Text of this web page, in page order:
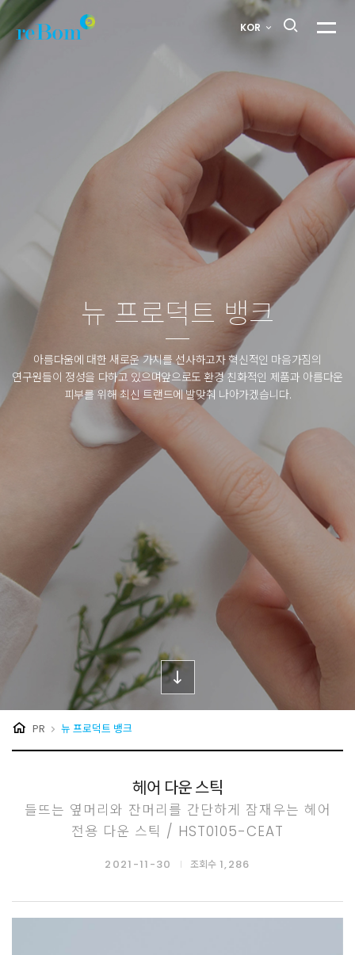
헤어
다운
프로덕트
뱅크
KOR 메뉴
뉴 프로덕트 뱅크
아름다움에 대한 새로운 가치를 선사하고자 혁신적인 마음가짐의
연구원들이 정성을 다하고 있으며앞으로도 환경 친화적인 제품과 아름다운
피부를 위해 최신 트랜드에 발맞춰 나아가겠습니다.
PR 뉴 프로덕트 뱅크
헤어 다운 스틱
들뜨는 옆머리와 잔머리를 간단하게 잠재우는 헤어
전용 다운 스틱 / HST0105-CEAT
2021-11-30 조회수 1,286